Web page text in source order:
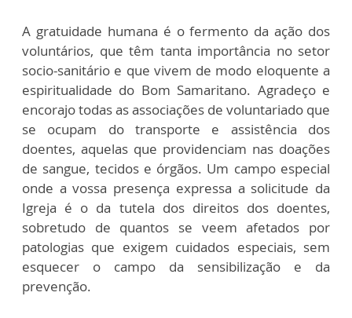
A gratuidade humana é o fermento da ação dos
voluntários, que têm tanta importância no setor
socio-sanitário e que vivem de modo eloquente a
espiritualidade do Bom Samaritano. Agradeço e
encorajo todas as associações de voluntariado que
se ocupam do transporte e assistência dos
doentes, aquelas que providenciam nas doações
de sangue, tecidos e órgãos. Um campo especial
onde a vossa presença expressa a solicitude da
Igreja é o da tutela dos direitos dos doentes,
sobretudo de quantos se veem afetados por
patologias que exigem cuidados especiais, sem
esquecer o campo da sensibilização e da
prevenção.